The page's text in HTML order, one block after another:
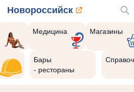
Новороссийск
Медицина Магазины
Бары
- рестораны